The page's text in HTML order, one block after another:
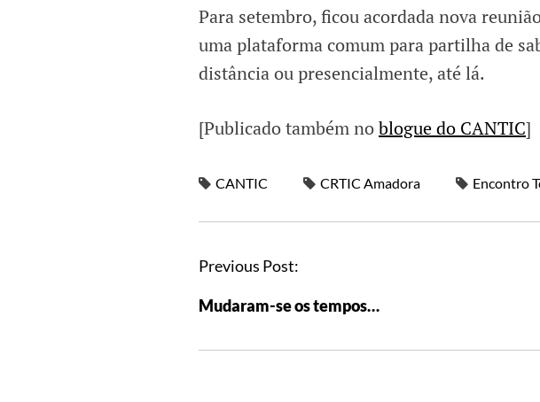
Para setembro, ficou acordada nova
uma plataforma comum para partilha de
distância ou presencialmente, até lá.
[Publicado também noblogue do CANTIC]
CANTIC CRTIC Amadora Encontro
Previous Post:
Mudaram-se os tempos…